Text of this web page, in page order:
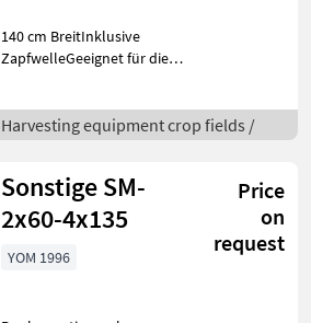
140 cm BreitInklusive
ZapfwelleGeeignet für die
Informationen oder eine
vollständige Angebot?
sch
Harvesting equipment crop fields /
Sonstige SM-
2x60-4x135
Price
on
request
YOM 1996